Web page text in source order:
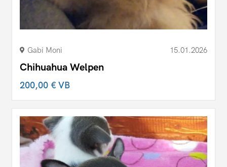
Gabi Moni 15.01.2026
Chihuahua Welpen
200,00 €VB